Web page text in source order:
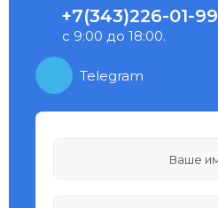
+7(343)226-01-99
с 9:00 до 18:00.
Telegram